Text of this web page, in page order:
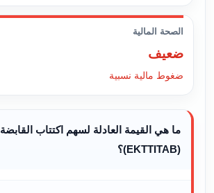
الصحة المالية
ضعيف
ضغوط مالية نسبية
ما هي القيمة العادلة لسهم اكتتاب القابضة
(EKTTITAB)؟